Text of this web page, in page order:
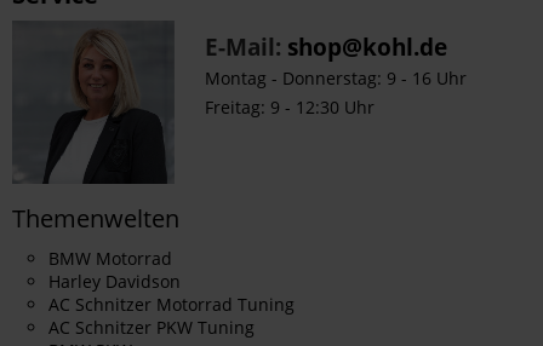
E-Mail: shop@kohl.de
Montag - Donnerstag: 9 - 16 Uhr
Freitag: 9 - 12:30 Uhr
Themenwelten
BMW Motorrad
Harley Davidson
AC Schnitzer Motorrad Tuning
AC Schnitzer PKW Tuning